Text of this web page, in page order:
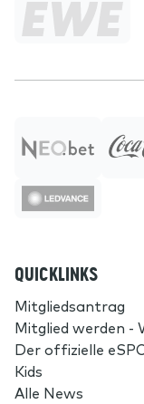
QUICKLINKS
Mitgliedsantrag
Mitglied werden -
Der offizielle
Kids
Alle News